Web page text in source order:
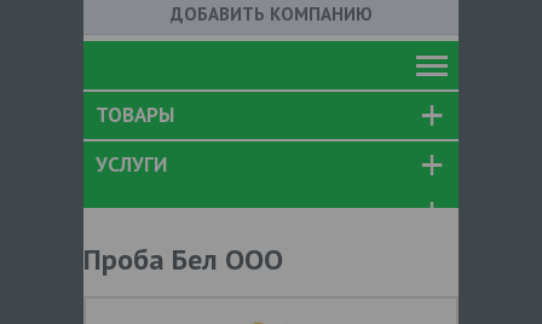
ДОБАВИТЬ КОМПАНИЮ
ТОВАРЫ
УСЛУГИ
Проба Бел ООО